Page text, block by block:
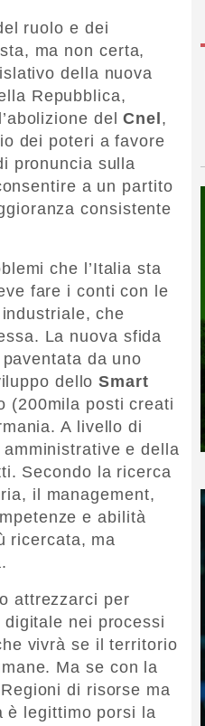
ruolo e dei
ma non certa,
della nuova
Repubblica,
delCnel,
dei poteri a favore
pronuncia sulla
a un partito
consistente
che l’Italia sta
fare i conti con le
che
La nuova sfida
da uno
delloSmart
(200mila posti creati
A livello di
e della
Secondo la ricerca
il management,
e abilità
ricercata, ma
attrezzarci per
nei processi
vivrà se il territorio
Ma se con la
di risorse ma
è legittimo porsi la